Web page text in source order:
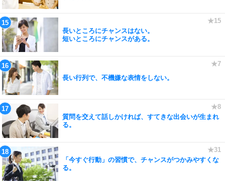
長いところにチャンスはない。
短いところにチャンスがある。
長い行列で、不機嫌な表情をしない。
質問を交えて話しかければ、すてきな出会いが生まれ
る。
「今すぐ行動」の習慣で、チャンスがつかみやすくな
る。